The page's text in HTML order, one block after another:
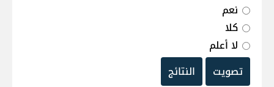
نعم
كلا
لا أعلم
تصويت
النتائج